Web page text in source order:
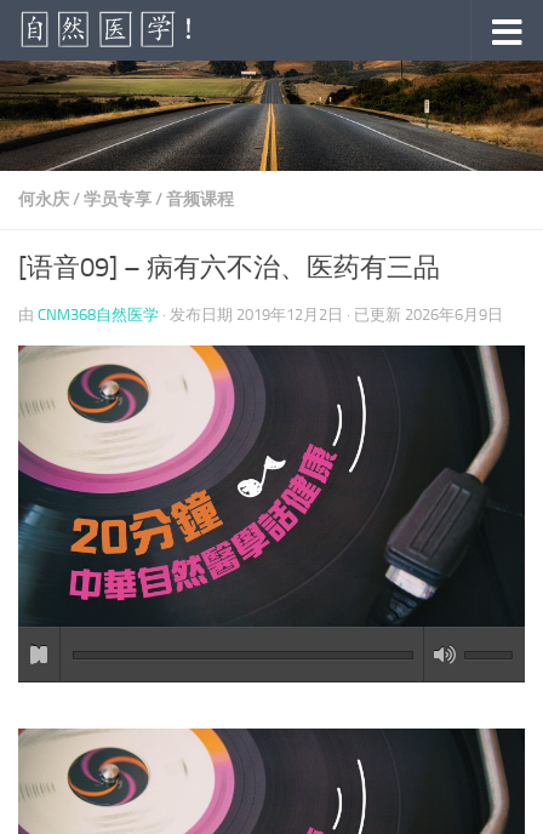
跳至内容
何永庆/学员专享/音频课程
[语音09] – 病有六不治、医药有三品
由 CNM368自然医学 · 发布日期 2019年12月2日 · 已更新 2026年6月9日